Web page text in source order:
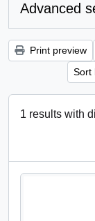
Advanced
Print preview
Sort
1 results with